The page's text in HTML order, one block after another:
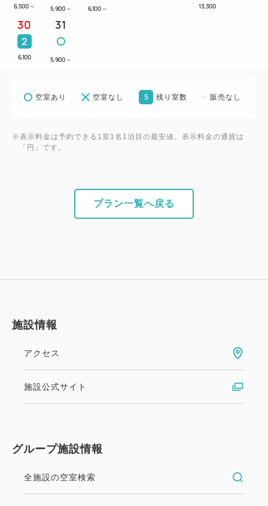
6,500 ～ 5,900 ～ 6,100 ～ 13,300
30
2
6,100
31
5,900 ～
空室あり 空室なし 5 残り室数 販売なし
※表示料金は予約できる1室1名1泊目の最安値。表示料金の通貨は
「円」です。
プラン一覧へ戻る
施設情報
アクセス
施設公式サイト
グループ施設情報
全施設の空室検索